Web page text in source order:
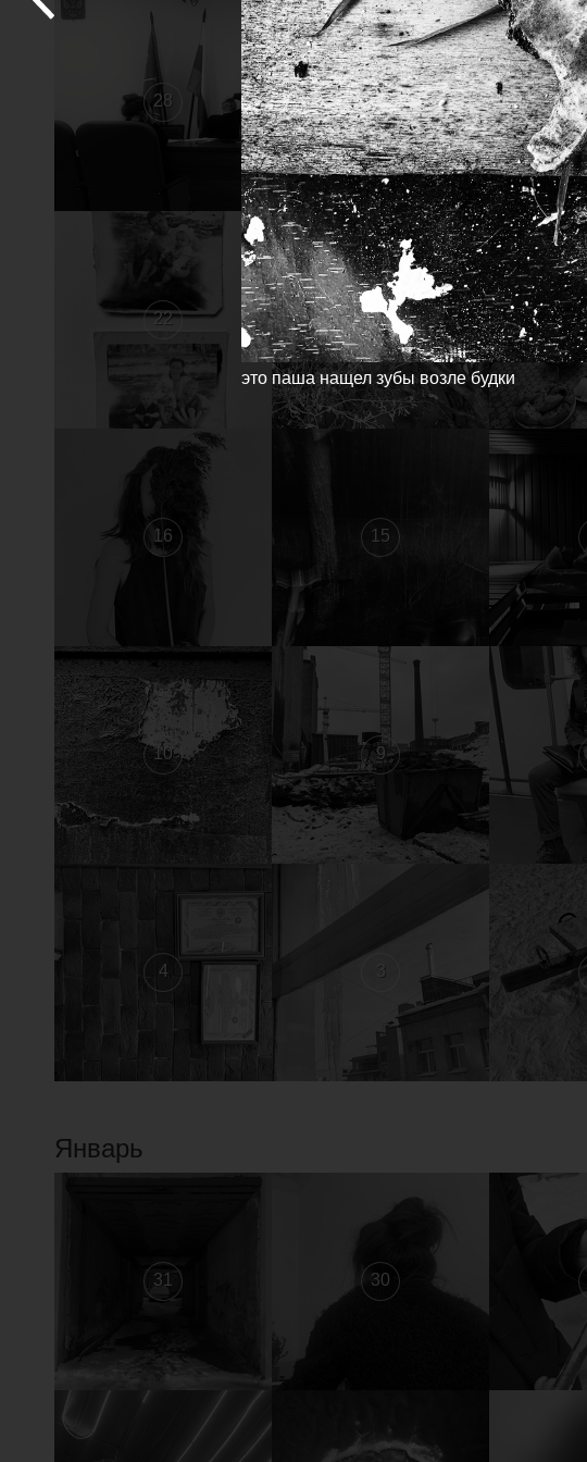
28 27
22 21
16 15
10 9
4 3
Январь
31 30
это паша нащел зубы возле будки